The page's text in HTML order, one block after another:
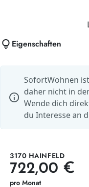
lightbulb Eigenschaften
info
SofortWohnen
daher nicht in
Wende dich
du Interesse an
3170 HAINFELD
722,00 €
pro Monat